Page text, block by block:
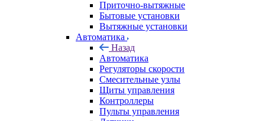
Приточно-вытяжные
Бытовые установки
Вытяжные установки
Автоматика
Назад
Автоматика
Регуляторы скорости
Смесительные узлы
Щиты управления
Контроллеры
Пульты управления